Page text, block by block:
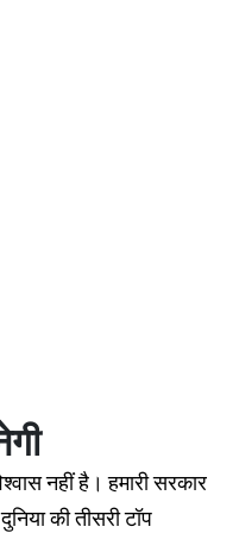
नहीं है। हमारी सरकार
की तीसरी टॉप